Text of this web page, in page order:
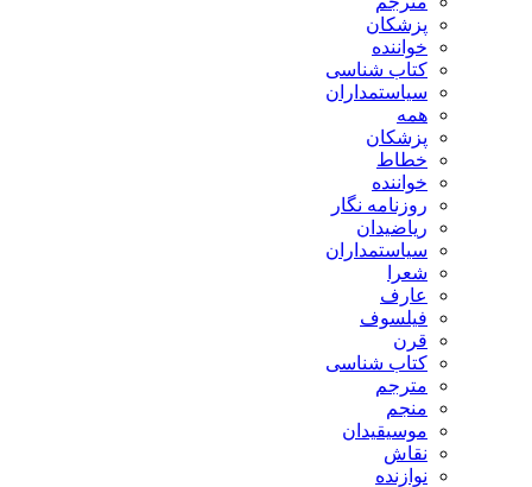
پزشکان
خواننده
کتاب شناسی
سیاستمداران
همه
پزشکان
خطاط
خواننده
روزنامه نگار
ریاضیدان
سیاستمداران
شعرا
عارف
فیلسوف
قرن
کتاب شناسی
مترجم
منجم
موسیقیدان
نقاش
نوازنده